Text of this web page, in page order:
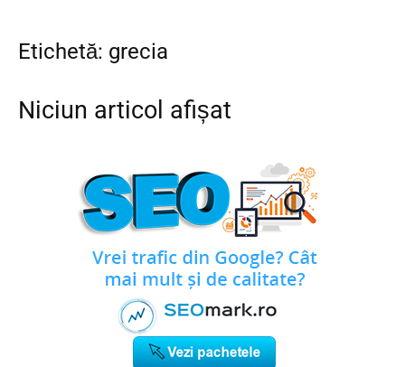
Etichetă: grecia
Niciun articol afișat